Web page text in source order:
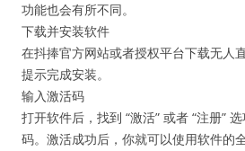
功能也会有所不同。
下载并安装软件
在抖捧官方网站或者授权平台下载无人
提示完成安装。
输入激活码
打开软件后，找到 “激活” 或者 “注册”
码。激活成功后，你就可以使用软件的